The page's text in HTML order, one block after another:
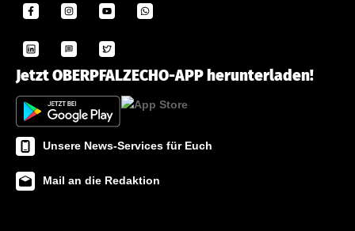
Jetzt OBERPFALZECHO-APP herunterladen!
Unsere News-Services für Euch
Mail an die Redaktion